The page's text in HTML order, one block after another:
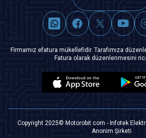
Firmamız efatura mükellefidir. Tarafımıza
Fatura olarak düzenlenmesini
Copyright 2025© Motorobit.com - İnfotek
Anonim Şirketi